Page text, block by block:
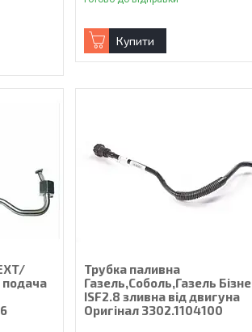
Купити
подача
Трубка паливна
Газель,Соболь,Газель
ISF2.8 зливна від двигуна
Оригінал 3302.1104100